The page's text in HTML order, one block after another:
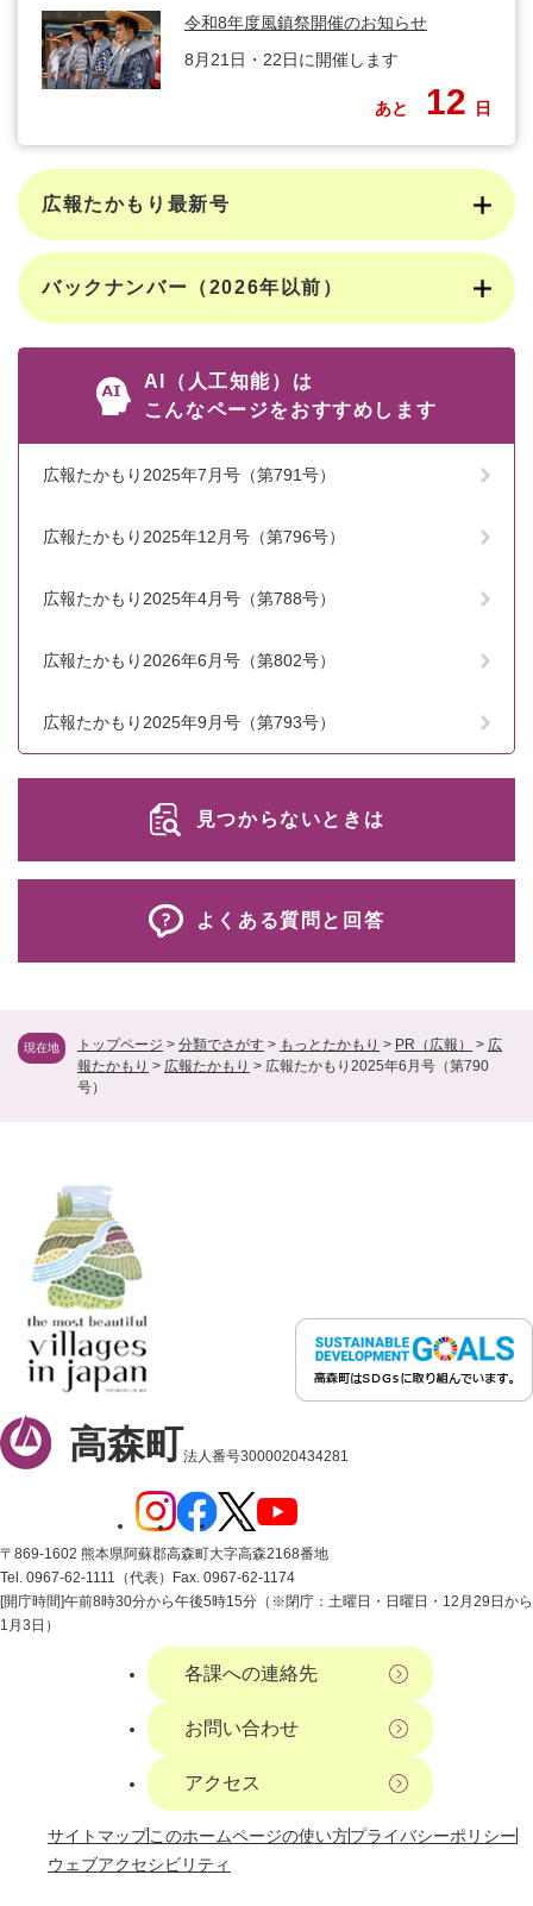
現在地 トップページ > 分類でさがす > もっとたかもり > PR（広報） > 広
報たかもり > 広報たかもり > 広報たかもり2025年6月号（第790
号）
令和8年度風鎮祭開催のお知らせ
8月21日・22日に開催します
あと 12 日
広報たかもり最新号
バックナンバー（2026年以前）
AI（人工知能）は
こんなページをおすすめします
広報たかもり2025年7月号（第791号）
広報たかもり2025年12月号（第796号）
広報たかもり2025年4月号（第788号）
広報たかもり2026年6月号（第802号）
広報たかもり2025年9月号（第793号）
見つからないときは
よくある質問と回答
高森町法人番号3000020434281
〒869-1602 熊本県阿蘇郡高森町大字高森2168番地
Tel. 0967-62-1111（代表） Fax. 0967-62-1174
[開庁時間]午前8時30分から午後5時15分（※閉庁：土曜日・日曜日・12月29日から
1月3日）
各課への連絡先
お問い合わせ
アクセス
サイトマップこのホームページの使い方プライバシーポリシー
ウェブアクセシビリティ